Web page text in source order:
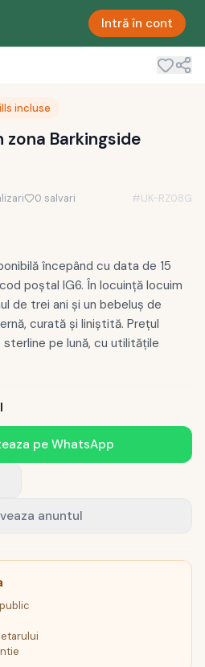
Intră în cont
incluse
zona Barkingside
0 salvari #UK-RZ08G
începând cu data de 15
poștal IG6. În locuință locuim
de trei ani și un bebeluș de
curată și liniștită. Prețul
pe lună, cu utilitățile
pe WhatsApp
anuntul